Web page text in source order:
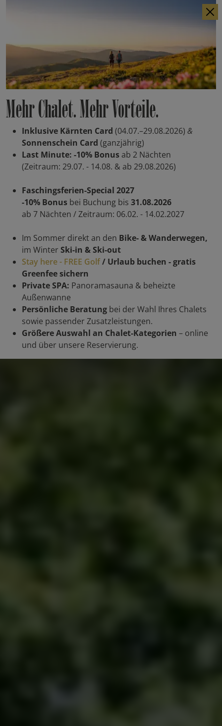
Mehr Chalet. Mehr Vorteile.
Inklusive Kärnten Card (04.07.–29.08.2026) &
Sonnenschein Card (ganzjährig)
Last Minute: -10% Bonus ab 2 Nächten
(Zeitraum: 29.07. - 14.08. & ab 29.08.2026)
Faschingsferien-Special 2027
-10% Bonus bei Buchung bis 31.08.2026
ab 7 Nächten / Zeitraum: 06.02. - 14.02.2027
Im Sommer direkt an den Bike- & Wanderwegen,
im Winter Ski-in & Ski-out
Stay here - FREE Golf/ Urlaub buchen - gratis
Greenfee sichern
Private SPA: Panoramasauna & beheizte
Außenwanne
Persönliche Beratung bei der Wahl Ihres Chalets
sowie passender Zusatzleistungen.
Größere Auswahl an Chalet-Kategorien – online
und über unsere Reservierung.